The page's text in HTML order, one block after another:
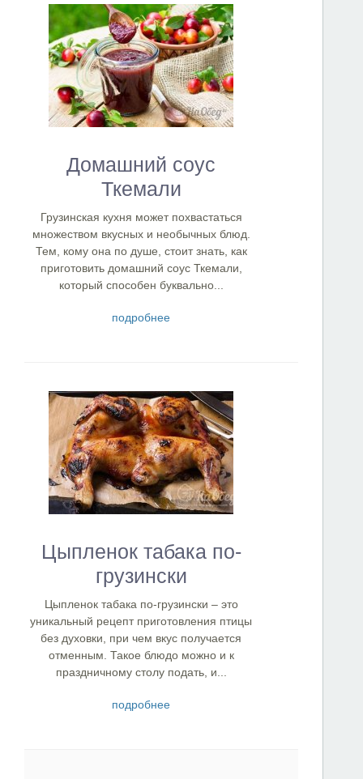
Домашний соус
Ткемали
Грузинская кухня может похвастаться
множеством вкусных и необычных блюд.
Тем, кому она по душе, стоит знать, как
приготовить домашний соус Ткемали,
который способен буквально...
подробнее
Цыпленок табака по-
грузински
Цыпленок табака по-грузински – это
уникальный рецепт приготовления птицы
без духовки, при чем вкус получается
отменным. Такое блюдо можно и к
праздничному столу подать, и...
подробнее